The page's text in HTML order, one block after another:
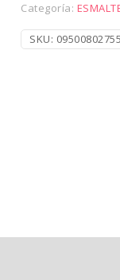
Categoría:
SKU: